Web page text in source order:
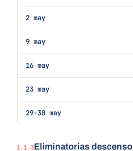
2 may
9 may
16 may
23 may
29-30 may
1.1.3Eliminatorias descenso